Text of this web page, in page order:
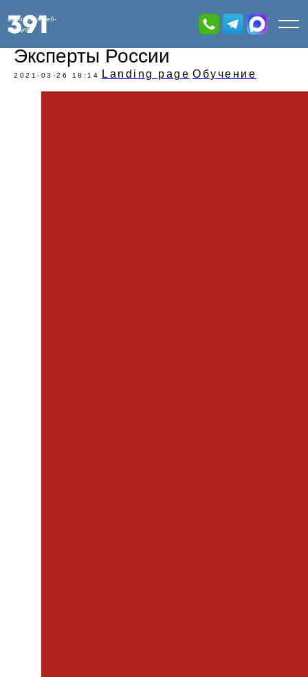
авторская веб-
студия
Эксперты России
2021-03-26 18:14 Landing page Обучение